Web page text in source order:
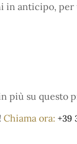
anticipo, per
più su questo
Chiama ora: +39